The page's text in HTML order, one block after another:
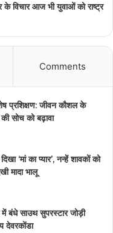
के विचार आज भी युवाओं को राष्ट्र
Comments
प्रशिक्षण: जीवन कौशल के
सोच को बढ़ावा
‘मां का प्यार’, नन्हें शावकों को
मादा भालू
बंधे साउथ सुपरस्टार जोड़ी
देवरकोंडा